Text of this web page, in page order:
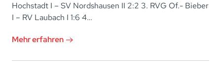
Hochstadt I – SV Nordshausen II 2:2 3. RVG Of.- Bieber
I – RV Laubach I 1:6 4…
Mehr erfahren